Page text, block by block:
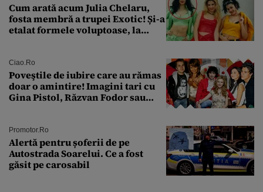
Cum arată acum Julia Chelaru,
fosta membră a trupei Exotic! Și-a
etalat formele voluptoase, la
Ciao.ro
Poveştile de iubire care au rămas
doar o amintire! Imagini tari cu
Gina Pistol, Răzvan Fodor sau
Promotor.ro
Alertă pentru șoferii de pe
Autostrada Soarelui. Ce a fost
găsit pe carosabil